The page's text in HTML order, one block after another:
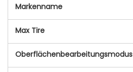
Markenname
Max Tire
Oberflächenbearbeitungsmodus